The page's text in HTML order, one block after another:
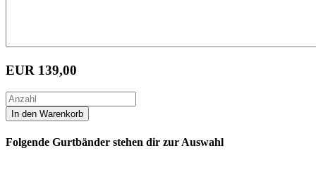
EUR 139,00
Folgende Gurtbänder stehen dir zur Auswahl